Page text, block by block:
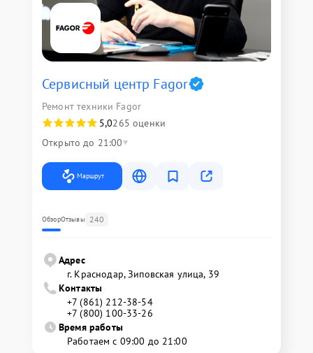
Сервисный центр Fagor
Ремонт техники Fagor
5,0265 оценки
Открыто до 21:00
Маршрут
ОбзорОтзывы 240
Адрес
г. Краснодар, Зиповская улица, 39
Контакты
+7 (861) 212-38-54
+7 (800) 100-33-26
Время работы
Работаем с 09:00 до 21:00